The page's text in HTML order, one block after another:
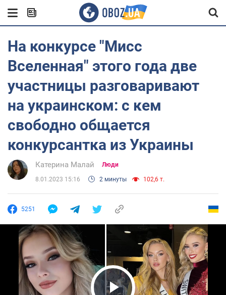
На конкурсе "Мисс
Вселенная" этого года две
участницы разговаривают
на украинском: с кем
свободно общается
конкурсантка из Украины
Катерина Малай Люди
8.01.2023 15:16 2 минуты 102,6 т.
5251